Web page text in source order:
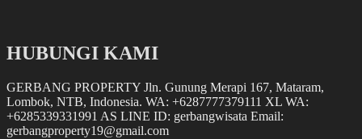
HUBUNGI KAMI
GERBANG PROPERTY Jln. Gunung Merapi 167, Mataram,
Lombok, NTB, Indonesia. WA: +6287777379111 XL WA:
+6285339331991 AS LINE ID: gerbangwisata Email:
gerbangproperty19@gmail.com